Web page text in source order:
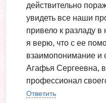
действительно
увидеть все наши
привело к разладу
я верю, что с ее
взаимопонимание и
Агафья Сергеевна,
профессионал
Ответить